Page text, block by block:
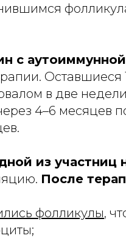
с
Оставшиеся
в две
4–6 месяцев
из участниц
После
фолликулы,